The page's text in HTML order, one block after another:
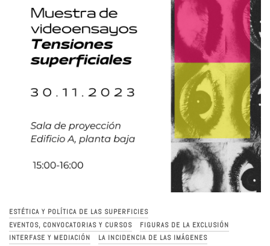
ESTÉTICA Y POLÍTICA DE LAS SUPERFICIES
EVENTOS, CONVOCATORIAS Y CURSOS
FIGURAS DE LA EXCLUSIÓN
INTERFASE Y MEDIACIÓN
LA INCIDENCIA DE LAS IMÁGENES